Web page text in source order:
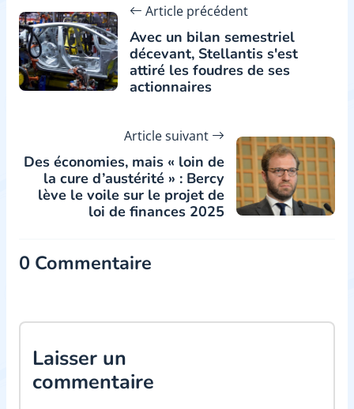
Article précédent
Avec un bilan semestriel
décevant, Stellantis s'est
attiré les foudres de ses
actionnaires
Article suivant
Des économies, mais « loin de
la cure d’austérité » : Bercy
lève le voile sur le projet de
loi de finances 2025
0 Commentaire
Laisser un
commentaire